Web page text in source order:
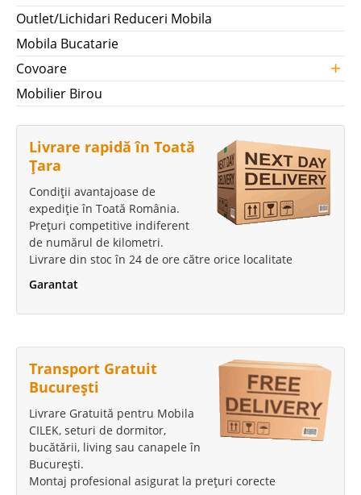
Outlet/Lichidari Reduceri Mobila
Mobila Bucatarie
Covoare
+
Mobilier Birou
Livrare rapidă în Toată
Țara
Condiții avantajoase de
expediție în Toată România.
Prețuri competitive indiferent
de numărul de kilometri.
Livrare din stoc în 24 de ore către orice localitate
Garantat
Transport Gratuit
București
Livrare Gratuită pentru Mobila
CILEK, seturi de dormitor,
bucătării, living sau canapele în
București.
Montaj profesional asigurat la prețuri corecte